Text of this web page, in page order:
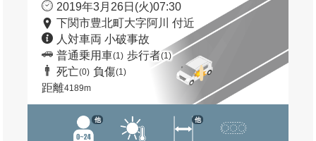
2019年3月26日(火)07:30
下関市豊北町大字阿川 付近
人対車両 小破事故
普通乗用車(1) 歩行者(1)
死亡(0) 負傷(1)
距離4189m
他 他